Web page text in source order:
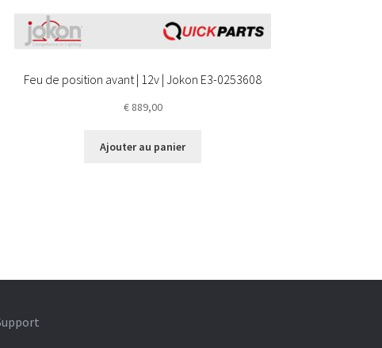
Feu de position avant | 12v | Jokon E3-0253608
€889,00
Ajouter au panier